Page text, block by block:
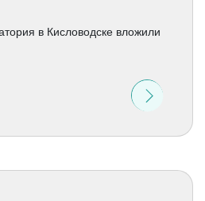
в Кисловодске вложили